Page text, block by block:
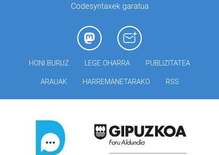
Codesyntaxek garatua
HONI BURUZ LEGE OHARRA PUBLIZITATEA
ARAUAK HARREMANETARAKO RSS